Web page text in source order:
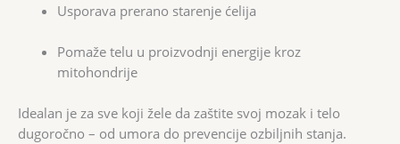
Usporava prerano starenje ćelija
Pomaže telu u proizvodnji energije kroz
mitohondrije
Idealan je za sve koji žele da zaštite svoj mozak i telo
dugoročno – od umora do prevencije ozbiljnih stanja.